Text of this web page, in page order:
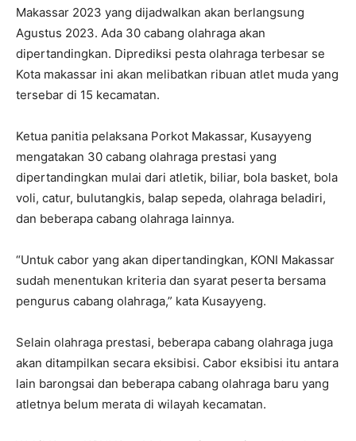
Makassar 2023 yang dijadwalkan akan berlangsung
Agustus 2023. Ada 30 cabang olahraga akan
dipertandingkan. Diprediksi pesta olahraga terbesar se
Kota makassar ini akan melibatkan ribuan atlet muda yang
tersebar di 15 kecamatan.
Ketua panitia pelaksana Porkot Makassar, Kusayyeng
mengatakan 30 cabang olahraga prestasi yang
dipertandingkan mulai dari atletik, biliar, bola basket, bola
voli, catur, bulutangkis, balap sepeda, olahraga beladiri,
dan beberapa cabang olahraga lainnya.
“Untuk cabor yang akan dipertandingkan, KONI Makassar
sudah menentukan kriteria dan syarat peserta bersama
pengurus cabang olahraga,” kata Kusayyeng.
Selain olahraga prestasi, beberapa cabang olahraga juga
akan ditampilkan secara eksibisi. Cabor eksibisi itu antara
lain barongsai dan beberapa cabang olahraga baru yang
atletnya belum merata di wilayah kecamatan.